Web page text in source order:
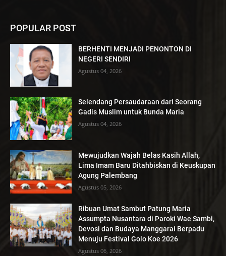
POPULAR POST
BERHENTI MENJADI PENONTON DI
NEGERI SENDIRI
Agustus 04, 2026
Selendang Persaudaraan dari Seorang
Gadis Muslim untuk Bunda Maria
Agustus 04, 2026
Mewujudkan Wajah Belas Kasih Allah,
Lima Imam Baru Ditahbiskan di Keuskupan
Agung Palembang
Agustus 05, 2026
Ribuan Umat Sambut Patung Maria
Assumpta Nusantara di Paroki Wae Sambi,
Devosi dan Budaya Manggarai Berpadu
Menuju Festival Golo Koe 2026
Agustus 06, 2026